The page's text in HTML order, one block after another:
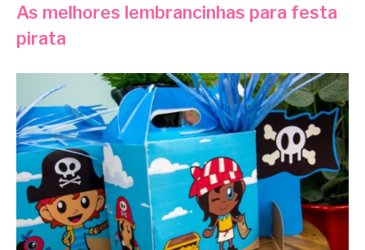
As melhores lembrancinhas para festa
pirata